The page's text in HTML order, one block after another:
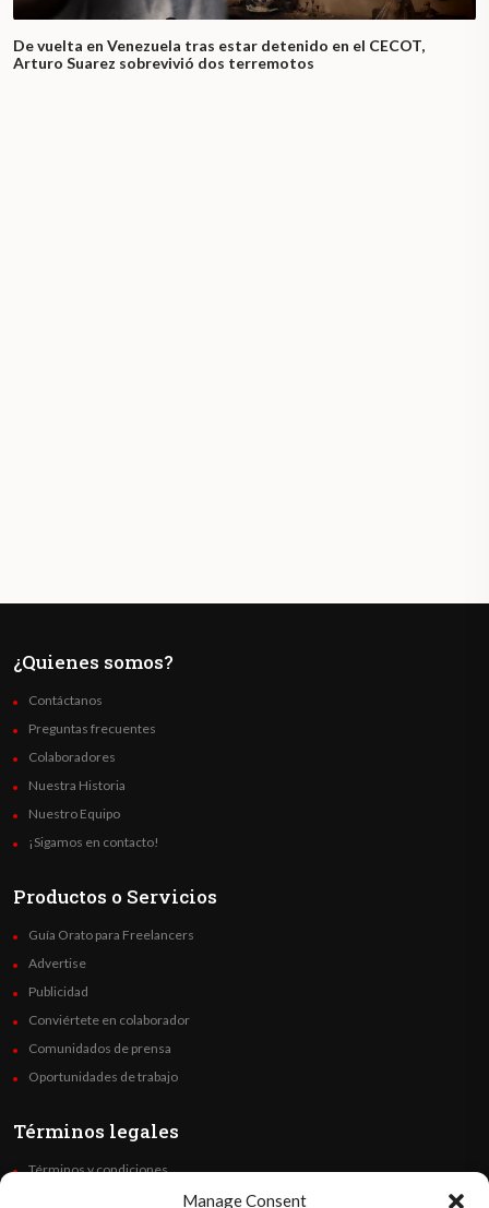
Manage Consent
De vuelta en Venezuela tras estar detenido en el CECOT,
Arturo Suarez sobrevivió dos terremotos
¿Quienes somos?
Contáctanos
Preguntas frecuentes
Colaboradores
Nuestra Historia
Nuestro Equipo
¡Sigamos en contacto!
Productos o Servicios
Guía Orato para Freelancers
Advertise
Publicidad
Conviértete en colaborador
Comunidados de prensa
Oportunidades de trabajo
Términos legales
Términos y condiciones